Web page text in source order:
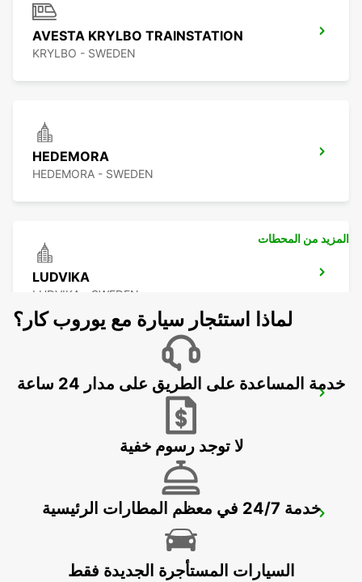
AVESTA KRYLBO TRAINSTATION
KRYLBO - SWEDEN
HEDEMORA
HEDEMORA - SWEDEN
LUDVIKA
LUDVIKA - SWEDEN
VASTERAS - IKC
BORLANGE - IKC
المزيد من المحطات
لماذا استئجار سيارة مع يوروب كار؟
خدمة المساعدة على الطريق على مدار 24 ساعة
لا توجد رسوم خفية
خدمة 24/7 في معظم المطارات الرئيسية
السيارات المستأجرة الجديدة فقط